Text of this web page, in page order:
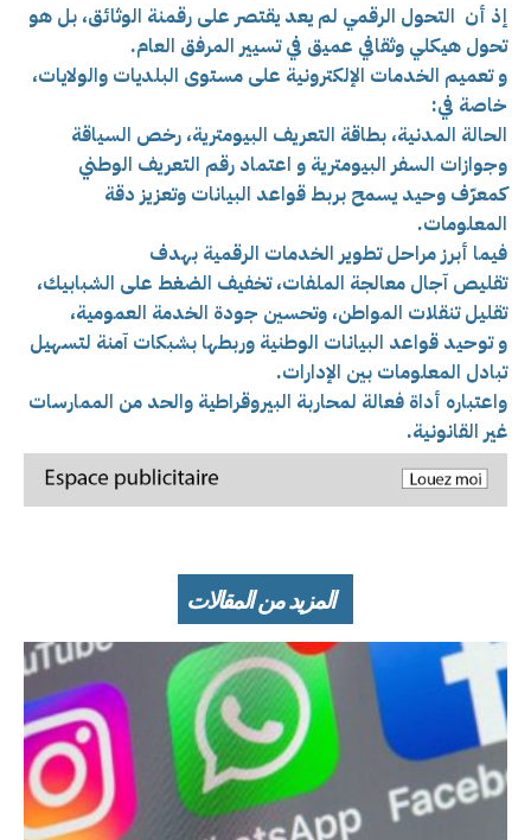
إذ أن التحول الرقمي لم يعد يقتصر على رقمنة الوثائق، بل هو
تحول هيكلي وثقافي عميق في تسيير المرفق العام.
و تعميم الخدمات الإلكترونية على مستوى البلديات والولايات،
خاصة في:
الحالة المدنية، بطاقة التعريف البيومترية، رخص السياقة
وجوازات السفر البيومترية و اعتماد رقم التعريف الوطني
كمعرّف وحيد يسمح بربط قواعد البيانات وتعزيز دقة
المعلومات.
فيما أبرز مراحل تطوير الخدمات الرقمية بهدف
تقليص آجال معالجة الملفات، تخفيف الضغط على الشبابيك،
تقليل تنقلات المواطن، وتحسين جودة الخدمة العمومية،
وتوحيد قواعد البيانات الوطنية وربطها بشبكات آمنة لتسهيل
تبادل المعلومات بين الإدارات.
واعتباره أداة فعالة لمحاربة البيروقراطية والحد من الممارسات
غير القانونية.
المزيد من المقالات